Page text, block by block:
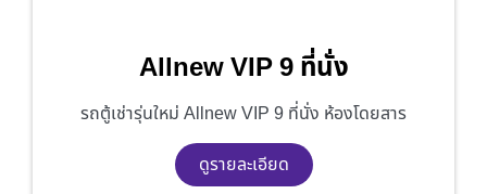
Allnew VIP 9 ที่นั่ง
รถตู้เช่ารุ่นใหม่ Allnew VIP 9 ที่นั่ง ห้องโดยสาร
ดูรายละเอียด